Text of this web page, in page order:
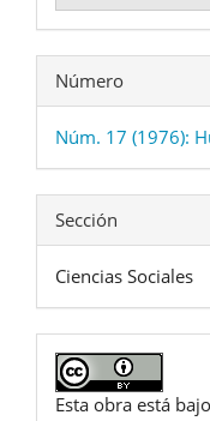
Número
Núm. 17 (1976):
Sección
Ciencias Sociales
Esta obra está